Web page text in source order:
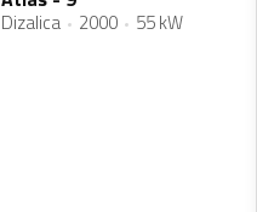
Dizalica 2000 55 kW